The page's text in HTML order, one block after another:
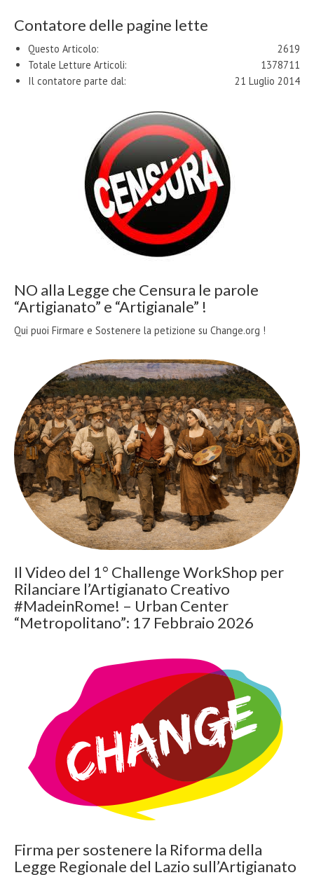
Contatore delle pagine lette
2619
Questo Articolo:
1378711
Totale Letture Articoli:
21 Luglio 2014
Il contatore parte dal:
NO alla Legge che Censura le parole
“Artigianato” e “Artigianale” !
Qui puoi Firmare e Sostenere la petizione su Change.org !
Il Video del 1° Challenge WorkShop per
Rilanciare l’Artigianato Creativo
#MadeinRome! – Urban Center
“Metropolitano”: 17 Febbraio 2026
Firma per sostenere la Riforma della
Legge Regionale del Lazio sull’Artigianato